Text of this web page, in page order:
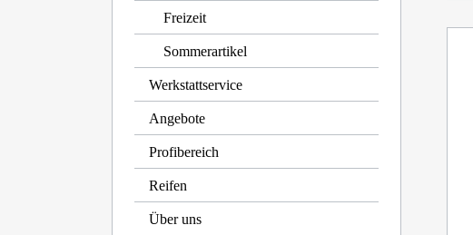
Freizeit
Sommerartikel
Werkstattservice
Angebote
Profibereich
Reifen
Über uns